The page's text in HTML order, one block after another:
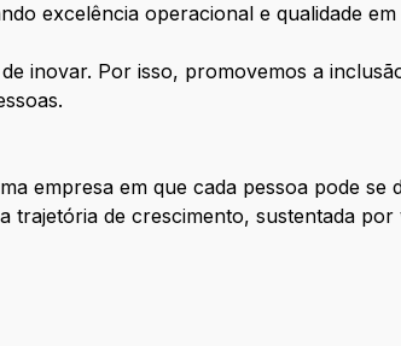
excelência operacional e qualidade em
inovar. Por isso, promovemos a
empresa em que cada pessoa pode se
de crescimento, sustentada por